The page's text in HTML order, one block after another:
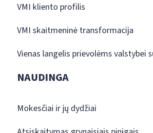
VMI kliento profilis
VMI skaitmeninė transformacija
Vienas langelis prievolėms valstybei
NAUDINGA
Mokesčiai ir jų dydžiai